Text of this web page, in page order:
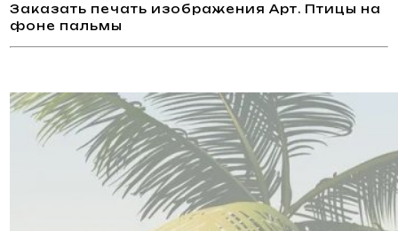
Заказать печать изображения Арт. Птицы на
фоне пальмы